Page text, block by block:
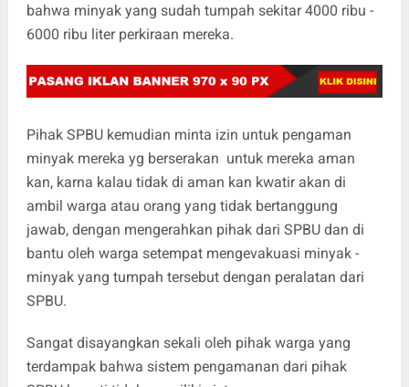
bahwa minyak yang sudah tumpah sekitar 4000 ribu -
6000 ribu liter perkiraan mereka.
‎Pihak SPBU kemudian minta izin untuk pengaman
minyak mereka yg berserakan untuk mereka aman
kan, karna kalau tidak di aman kan kwatir akan di
ambil warga atau orang yang tidak bertanggung
jawab, dengan mengerahkan pihak dari SPBU dan di
bantu oleh warga setempat mengevakuasi minyak -
minyak yang tumpah tersebut dengan peralatan dari
SPBU.
‎Sangat disayangkan sekali oleh pihak warga yang
terdampak bahwa sistem pengamanan dari pihak